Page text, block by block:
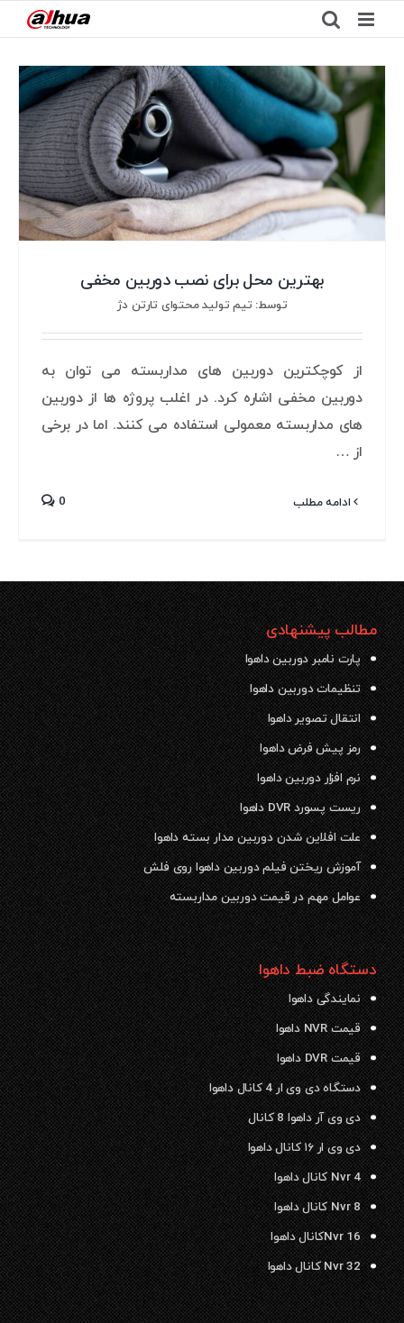
to
content
بهترین محل برای نصب دوربین مخفی
توسط: تیم تولید محتوای تارتن دژ
از کوچکترین دوربین های مداربسته می توان به
دوربین مخفی اشاره کرد. در اغلب پروژه ها از دوربین
های مداربسته معمولی استفاده می کنند. اما در برخی
از …
ادامه مطلب 0
مطالب پیشنهادی
پارت نامبر دوربین داهوا
تنظیمات دوربین داهوا
انتقال تصویر داهوا
رمز پیش فرض داهوا
نرم افزار دوربین داهوا
ریست پسورد DVR داهوا
علت افلاین شدن دوربین مدار بسته داهوا
آموزش ریختن فیلم دوربین داهوا روی فلش
عوامل مهم در قیمت دوربین مداربسته
دستگاه ضبط داهوا
نمایندگی داهوا
قیمت NVR داهوا
قیمت DVR داهوا
دستگاه دی وی ار 4 کانال داهوا
دی وی آر داهوا 8 کانال
دی وی ار ۱۶ کانال داهوا
Nvr 4 کانال داهوا
Nvr 8 کانال داهوا
Nvr 16کانال داهوا
Nvr 32 کانال داهوا